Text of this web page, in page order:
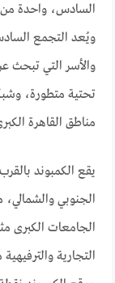
السادس، واحدة من
ويُعد التجمع
والأسر التي تبحث
تحتية متطورة،
مناطق القاهرة
يقع الكمبوند
الجنوبي
الجامعات الكبرى